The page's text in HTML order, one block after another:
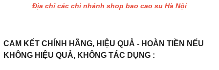
Địa chỉ các chi nhánh shop bao cao su Hà Nội
CAM KẾT CHÍNH HÃNG, HIỆU QUẢ - HOÀN TIỀN NẾU
KHÔNG HIỆU QUẢ, KHÔNG TÁC DỤNG :